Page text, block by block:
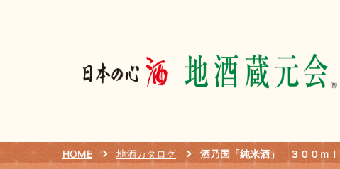
HOME 地酒カタログ 酒乃国「純米酒」 ３００ｍｌ